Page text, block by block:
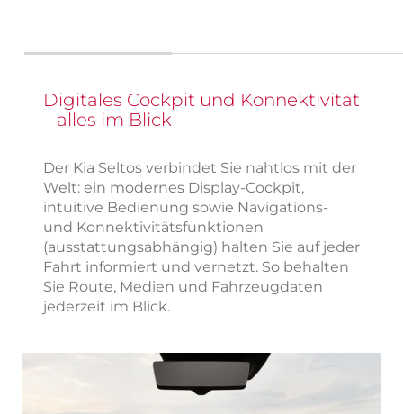
Digitales Cockpit und Konnektivität
– alles im Blick
Der Kia Seltos verbindet Sie nahtlos mit der
Welt: ein modernes Display-Cockpit,
intuitive Bedienung sowie Navigations-
und Konnektivitätsfunktionen
(ausstattungsabhängig) halten Sie auf jeder
Fahrt informiert und vernetzt. So behalten
Sie Route, Medien und Fahrzeugdaten
jederzeit im Blick.